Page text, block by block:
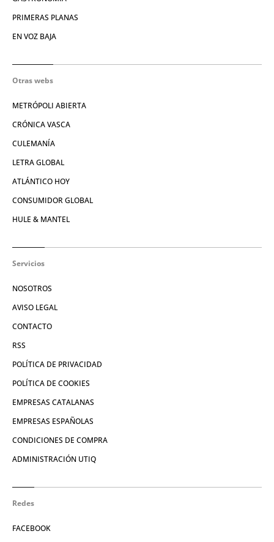
PRIMERAS PLANAS
EN VOZ BAJA
Otras webs
METRÓPOLI ABIERTA
CRÓNICA VASCA
CULEMANÍA
LETRA GLOBAL
ATLÁNTICO HOY
CONSUMIDOR GLOBAL
HULE & MANTEL
Servicios
NOSOTROS
AVISO LEGAL
CONTACTO
RSS
POLÍTICA DE PRIVACIDAD
POLÍTICA DE COOKIES
EMPRESAS CATALANAS
EMPRESAS ESPAÑOLAS
CONDICIONES DE COMPRA
ADMINISTRACIÓN UTIQ
Redes
FACEBOOK